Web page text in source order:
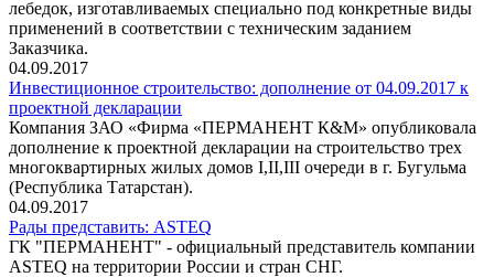
лебедок, изготавливаемых специально под конкретные виды
применений в соответствии с техническим заданием
Заказчика.
04.09.2017
Инвестиционное строительство: дополнение от 04.09.2017 к
проектной декларации
Компания ЗАО «Фирма «ПЕРМАНЕНТ К&М» опубликовала
дополнение к проектной декларации на строительство трех
многоквартирных жилых домов I,II,III очереди в г. Бугульма
(Республика Татарстан).
04.09.2017
Рады представить: ASTEQ
ГК "ПЕРМАНЕНТ" - официальный представитель компании
ASTEQ на территории России и стран СНГ.